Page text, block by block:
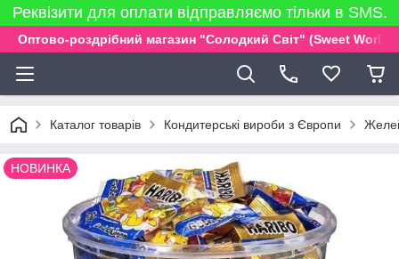
Реквізити для оплати відправляємо тільки в SMS.
Оптово-роздрібний магазин "Солодкий Світ" (Sweet World)
Каталог товарів Кондитерські вироби з Європи
НОВИНКА